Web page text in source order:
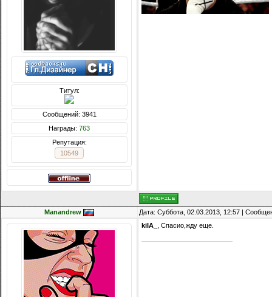
Титул:
Сообщений: 3941
Награды: 763
Репутация:
10549
Manandrew Дата: Суббота, 02.03.2013, 12:57 |
kiIA_ , Спасио,жду еще.